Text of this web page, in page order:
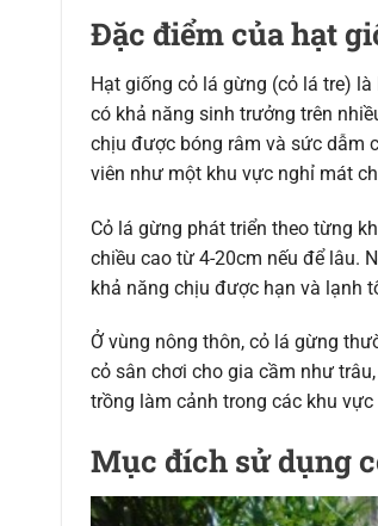
Đặc điểm của hạt
Hạt giống cỏ lá gừng (cỏ lá tre)
có khả năng sinh trưởng trên
chịu được bóng râm và sức dẫm
viên như một khu vực nghỉ mát
Cỏ lá gừng phát triển theo từng
chiều cao từ 4-20cm nếu để lâu.
khả năng chịu được hạn và lạnh
Ở vùng nông thôn, cỏ lá gừng
cỏ sân chơi cho gia cầm như
trồng làm cảnh trong các khu
Mục đích sử dụng